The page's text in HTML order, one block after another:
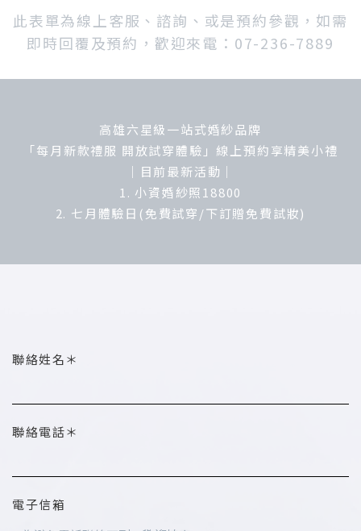
此表單為線上客服、諮詢、或是預約參觀，如需
即時回覆及預約，歡迎來電：07-236-7889
高雄六星級一站式婚紗品牌
「每月新款禮服 開放試穿體驗」線上預約享精美小禮
｜目前最新活動｜
1. 小資婚紗照18800
2. 七月體驗日(免費試穿/下訂贈免費試妝)
聯絡姓名＊
聯絡電話＊
電子信箱